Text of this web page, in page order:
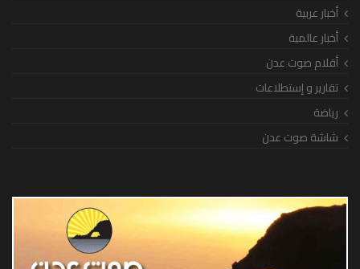
أخبار عربية
أخبار عالمية
أقلام صوت عدن
تقارير و إستطلاعات
رياضة
شاشة صوت عدن